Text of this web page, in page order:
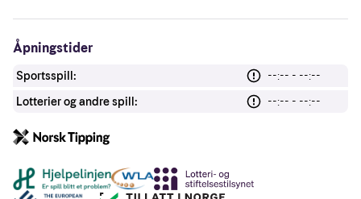
Åpningstider
Sportsspill:
--:-- - --:--
Lotterier og andre spill:
--:-- - --:--
Andre lenker